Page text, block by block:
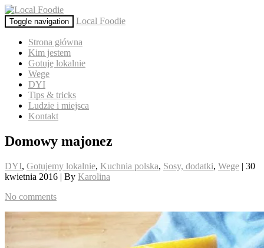
Toggle navigation Local Foodie
Strona główna
Kim jestem
Gotuję lokalnie
Wege
DYI
Tips & tricks
Ludzie i miejsca
Kontakt
Domowy majonez
DYI, Gotujemy lokalnie, Kuchnia polska, Sosy, dodatki, Wege | 30
kwietnia 2016 | By Karolina
No comments